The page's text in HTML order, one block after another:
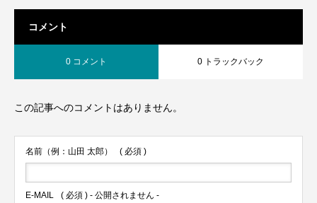
コメント
0 コメント 0 トラックバック
この記事へのコメントはありません。
名前（例：山田 太郎） ( 必須 )
E-MAIL ( 必須 ) - 公開されません -